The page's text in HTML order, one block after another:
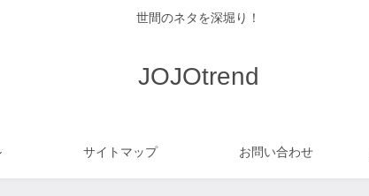
世間のネタを深堀り！
JOJOtrend
サイトマップ お問い合わせ